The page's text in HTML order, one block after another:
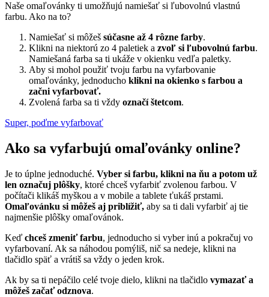
Naše omaľovánky ti umožňujú namiešať si ľubovolnú vlastnú
farbu. Ako na to?
Namiešať si môžeš súčasne až 4 rôzne farby.
Klikni na niektorú zo 4 paletiek a zvoľ si ľubovolnú farbu.
Namiešaná farba sa ti ukáže v okienku vedľa paletky.
Aby si mohol použiť tvoju farbu na vyfarbovanie
omaľovánky, jednoducho klikni na okienko s farbou a
začni vyfarbovať.
Zvolená farba sa ti vždy označí štetcom.
Super, poďme vyfarbovať
Ako sa vyfarbujú omaľovánky online?
Je to úplne jednoduché. Vyber si farbu, klikni na ňu a potom už
len označuj plôšky, ktoré chceš vyfarbiť zvolenou farbou. V
počítači klikáš myškou a v mobile a tablete ťukáš prstami.
Omaľovánku si môžeš aj priblížiť, aby sa ti dali vyfarbiť aj tie
najmenšie plôšky omaľovánok.
Keď chceš zmeniť farbu, jednoducho si vyber inú a pokračuj vo
vyfarbovaní. Ak sa náhodou pomýliš, nič sa nedeje, klikni na
tlačidlo späť a vrátiš sa vždy o jeden krok.
Ak by sa ti nepáčilo celé tvoje dielo, klikni na tlačidlo vymazať a
môžeš začať odznova.